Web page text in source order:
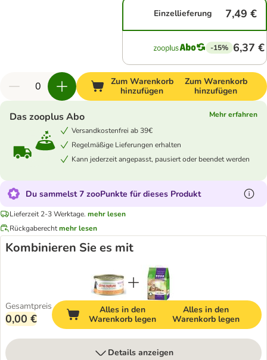
Einzellieferung 7,49 €
-15% 6,37 €
Zum Warenkorb
hinzufügen
Zum Warenkorb
hinzufügen
Das zooplus Abo
Mehr erfahren
Versandkostenfrei ab 39€
Regelmäßige Lieferungen erhalten
Kann jederzeit angepasst, pausiert oder beendet werden
Du sammelst 7 zooPunkte für dieses Produkt
Lieferzeit 2-3 Werktage. mehr lesen
Rückgaberechtmehr lesen
Kombinieren Sie es mit
Gesamtpreis
0,00 €
Alles in den
Warenkorb legen
Alles in den
Warenkorb legen
Details anzeigen